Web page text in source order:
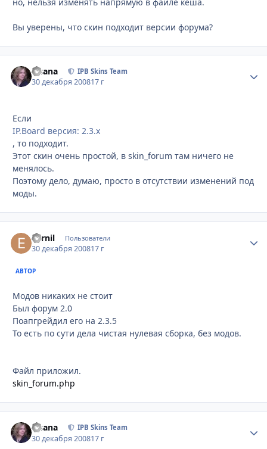
Вы уверены, что скин подходит версии форума?
Fisana IPB Skins Team
30 декабря 200817 г
Если
IP.Board версия: 2.3.x
, то подходит.
Этот скин очень простой, в skin_forum там ничего не
менялось.
Поэтому дело, думаю, просто в отсутствии изменений под
моды.
Earnil Пользователи
30 декабря 200817 г
АВТОР
Модов никаких не стоит
Был форум 2.0
Поапгрейдил его на 2.3.5
То есть по сути дела чистая нулевая сборка, без модов.
Файл приложил.
skin_forum.php
Fisana IPB Skins Team
30 декабря 200817 г